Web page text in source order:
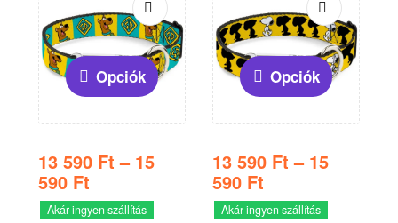
Opciók
13 590 Ft – 15
590 Ft
Akár ingyen szállítás
Opciók
13 590 Ft – 15
590 Ft
Akár ingyen szállítás